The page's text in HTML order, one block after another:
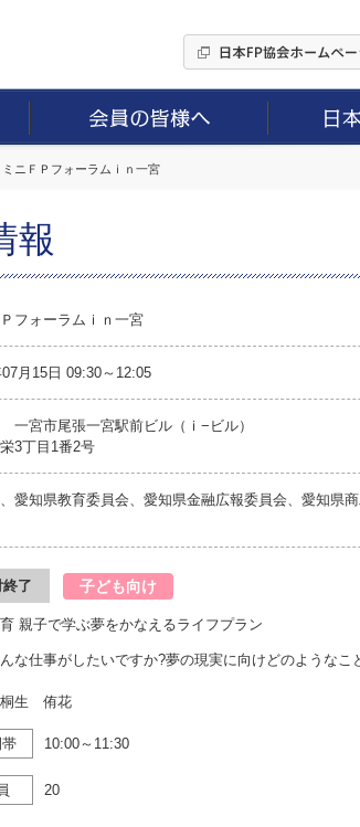
ミニＦＰフォーラムｉｎ一宮
報
フォーラムｉｎ一宮
月15日 09:30～12:05
一宮市尾張一宮駅前ビル（ｉ−ビル）
3丁目1番2号
愛知県教育委員会、愛知県金融広報委員会、愛知県
了 子ども向け
親子で学ぶ夢をかなえるライフプラン
な仕事がしたいですか?夢の現実に向けどのようなこ
桐生 侑花
帯 10:00～11:30
20